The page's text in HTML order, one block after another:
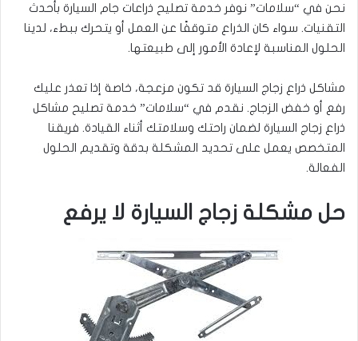
نحن في “سلامات” نوفر خدمة تصليح ذراعات جام السيارة بأحدث
التقنيات. سواء كان الذراع متوقفًا عن العمل أو يتحرك ببطء، لدينا
الحلول المناسبة لإعادة الأمور إلى طبيعتها.
مشاكل ذراع زجاج السيارة قد تكون مزعجة، خاصة إذا تعذر عليك
رفع أو خفض الزجاج. نقدم في “سلامات” خدمة تصليح مشاكل
ذراع زجاج السيارة لضمان راحتك وسلامتك أثناء القيادة. فريقنا
المتخصص يعمل على تحديد المشكلة بدقة وتقديم الحلول
الفعالة.
حل مشكلة زجاج السيارة لا يرفع